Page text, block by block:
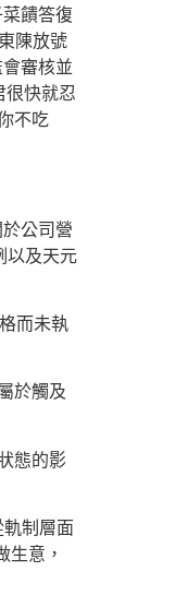
饋答復
陳放號
審核並
很快就忍
不吃
公司營
以及天元
而未執
於觸及
態的影
制層面
生意，